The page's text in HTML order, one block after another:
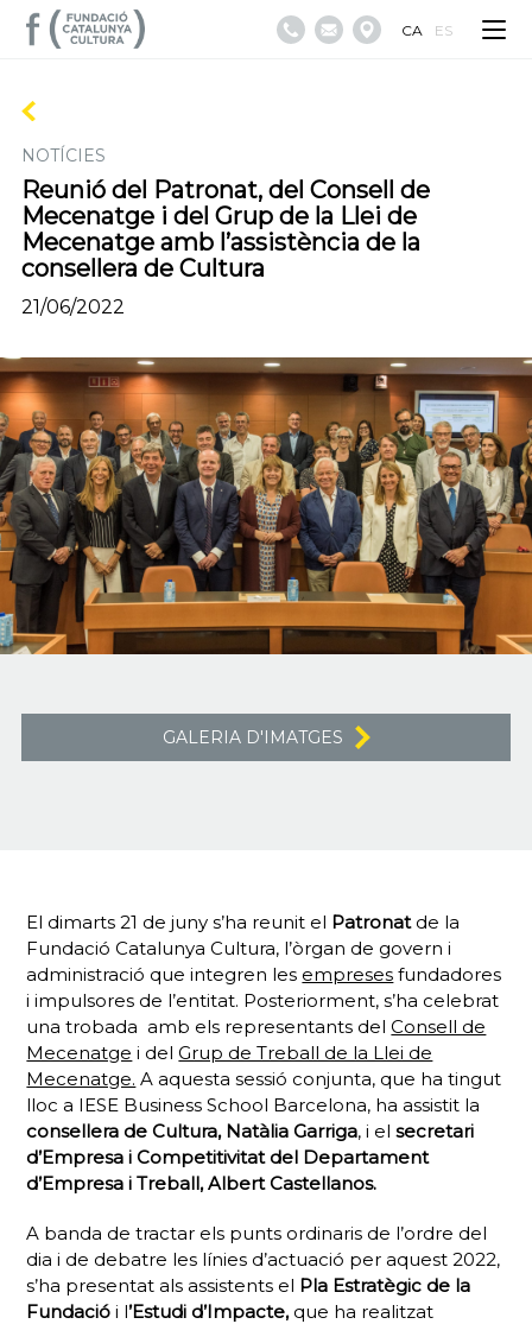
CA ES
NOTÍCIES
Reunió del Patronat, del Consell de
Mecenatge i del Grup de la Llei de
Mecenatge amb l’assistència de la
consellera de Cultura
21/06/2022
GALERIA D'IMATGES
El dimarts 21 de juny s’ha reunit el Patronatde la
Fundació Catalunya Cultura, l’òrgan de govern i
administració que integren les empreses fundadores
i impulsores de l’entitat. Posteriorment, s’ha celebrat
una trobada amb els representants delConsell de
Mecenatge i delGrup de Treball de la Llei de
Mecenatge. A aquesta sessió conjunta, que ha tingut
lloc a IESE Business School Barcelona, ha assistit la
consellera de Cultura, Natàlia Garriga, i elsecretari
d’Empresa i Competitivitat del Departament
d’Empresa i Treball, Albert Castellanos.
A banda de tractar els punts ordinaris de l’ordre del
dia i de debatre les línies d’actuació per aquest 2022,
s’ha presentat als assistents el Pla Estratègic de la
Fundació i l’Estudi d’Impacte,que ha realitzat